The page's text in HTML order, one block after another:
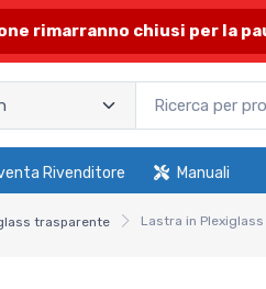
rimarranno chiusi per la
Rivenditore Manuali
trasparente